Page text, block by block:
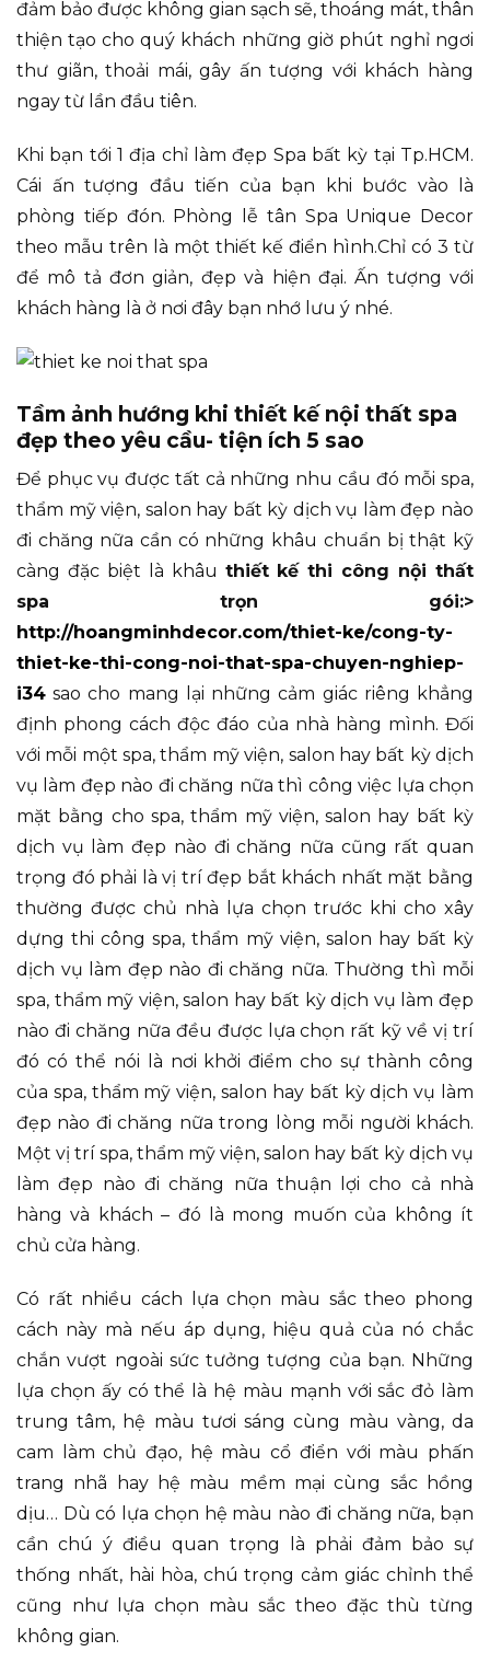
đảm bảo được không gian sạch sẽ, thoáng mát, thân
thiện tạo cho quý khách những giờ phút nghỉ ngơi
thư giãn, thoải mái, gây ấn tượng với khách hàng
ngay từ lần đầu tiên.
Khi bạn tới 1 địa chỉ làm đẹp Spa bất kỳ tại Tp.HCM.
Cái ấn tượng đầu tiến của bạn khi bước vào là
phòng tiếp đón. Phòng lễ tân Spa Unique Decor
theo mẫu trên là một thiết kế điển hình.Chỉ có 3 từ
để mô tả đơn giản, đẹp và hiện đại. Ấn tượng với
khách hàng là ở nơi đây bạn nhớ lưu ý nhé.
Tầm ảnh hướng khi thiết kế nội thất spa
đẹp theo yêu cầu- tiện ích 5 sao
Để phục vụ được tất cả những nhu cầu đó mỗi spa,
thẩm mỹ viện, salon hay bất kỳ dịch vụ làm đẹp nào
đi chăng nữa cần có những khâu chuẩn bị thật kỹ
càng đặc biệt là khâu thiết kế thi công nội thất
spa trọn gói:>
http://hoangminhdecor.com/thiet-ke/cong-ty-
thiet-ke-thi-cong-noi-that-spa-chuyen-nghiep-
i34 sao cho mang lại những cảm giác riêng khẳng
định phong cách độc đáo của nhà hàng mình. Đối
với mỗi một spa, thẩm mỹ viện, salon hay bất kỳ dịch
vụ làm đẹp nào đi chăng nữa thì công việc lựa chọn
mặt bằng cho spa, thẩm mỹ viện, salon hay bất kỳ
dịch vụ làm đẹp nào đi chăng nữa cũng rất quan
trọng đó phải là vị trí đẹp bắt khách nhất mặt bằng
thường được chủ nhà lựa chọn trước khi cho xây
dựng thi công spa, thẩm mỹ viện, salon hay bất kỳ
dịch vụ làm đẹp nào đi chăng nữa. Thường thì mỗi
spa, thẩm mỹ viện, salon hay bất kỳ dịch vụ làm đẹp
nào đi chăng nữa đều được lựa chọn rất kỹ về vị trí
đó có thể nói là nơi khởi điểm cho sự thành công
của spa, thẩm mỹ viện, salon hay bất kỳ dịch vụ làm
đẹp nào đi chăng nữa trong lòng mỗi người khách.
Một vị trí spa, thẩm mỹ viện, salon hay bất kỳ dịch vụ
làm đẹp nào đi chăng nữa thuận lợi cho cả nhà
hàng và khách – đó là mong muốn của không ít
chủ cửa hàng.
Có rất nhiều cách lựa chọn màu sắc theo phong
cách này mà nếu áp dụng, hiệu quả của nó chắc
chắn vượt ngoài sức tưởng tượng của bạn. Những
lựa chọn ấy có thể là hệ màu mạnh với sắc đỏ làm
trung tâm, hệ màu tươi sáng cùng màu vàng, da
cam làm chủ đạo, hệ màu cổ điển với màu phấn
trang nhã hay hệ màu mềm mại cùng sắc hồng
dịu… Dù có lựa chọn hệ màu nào đi chăng nữa, bạn
cần chú ý điều quan trọng là phải đảm bảo sự
thống nhất, hài hòa, chú trọng cảm giác chỉnh thể
cũng như lựa chọn màu sắc theo đặc thù từng
không gian.